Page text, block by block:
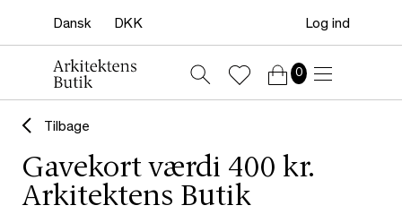
Log ind
0
Tilbage
Gavekort værdi 400 kr.
Arkitektens Butik